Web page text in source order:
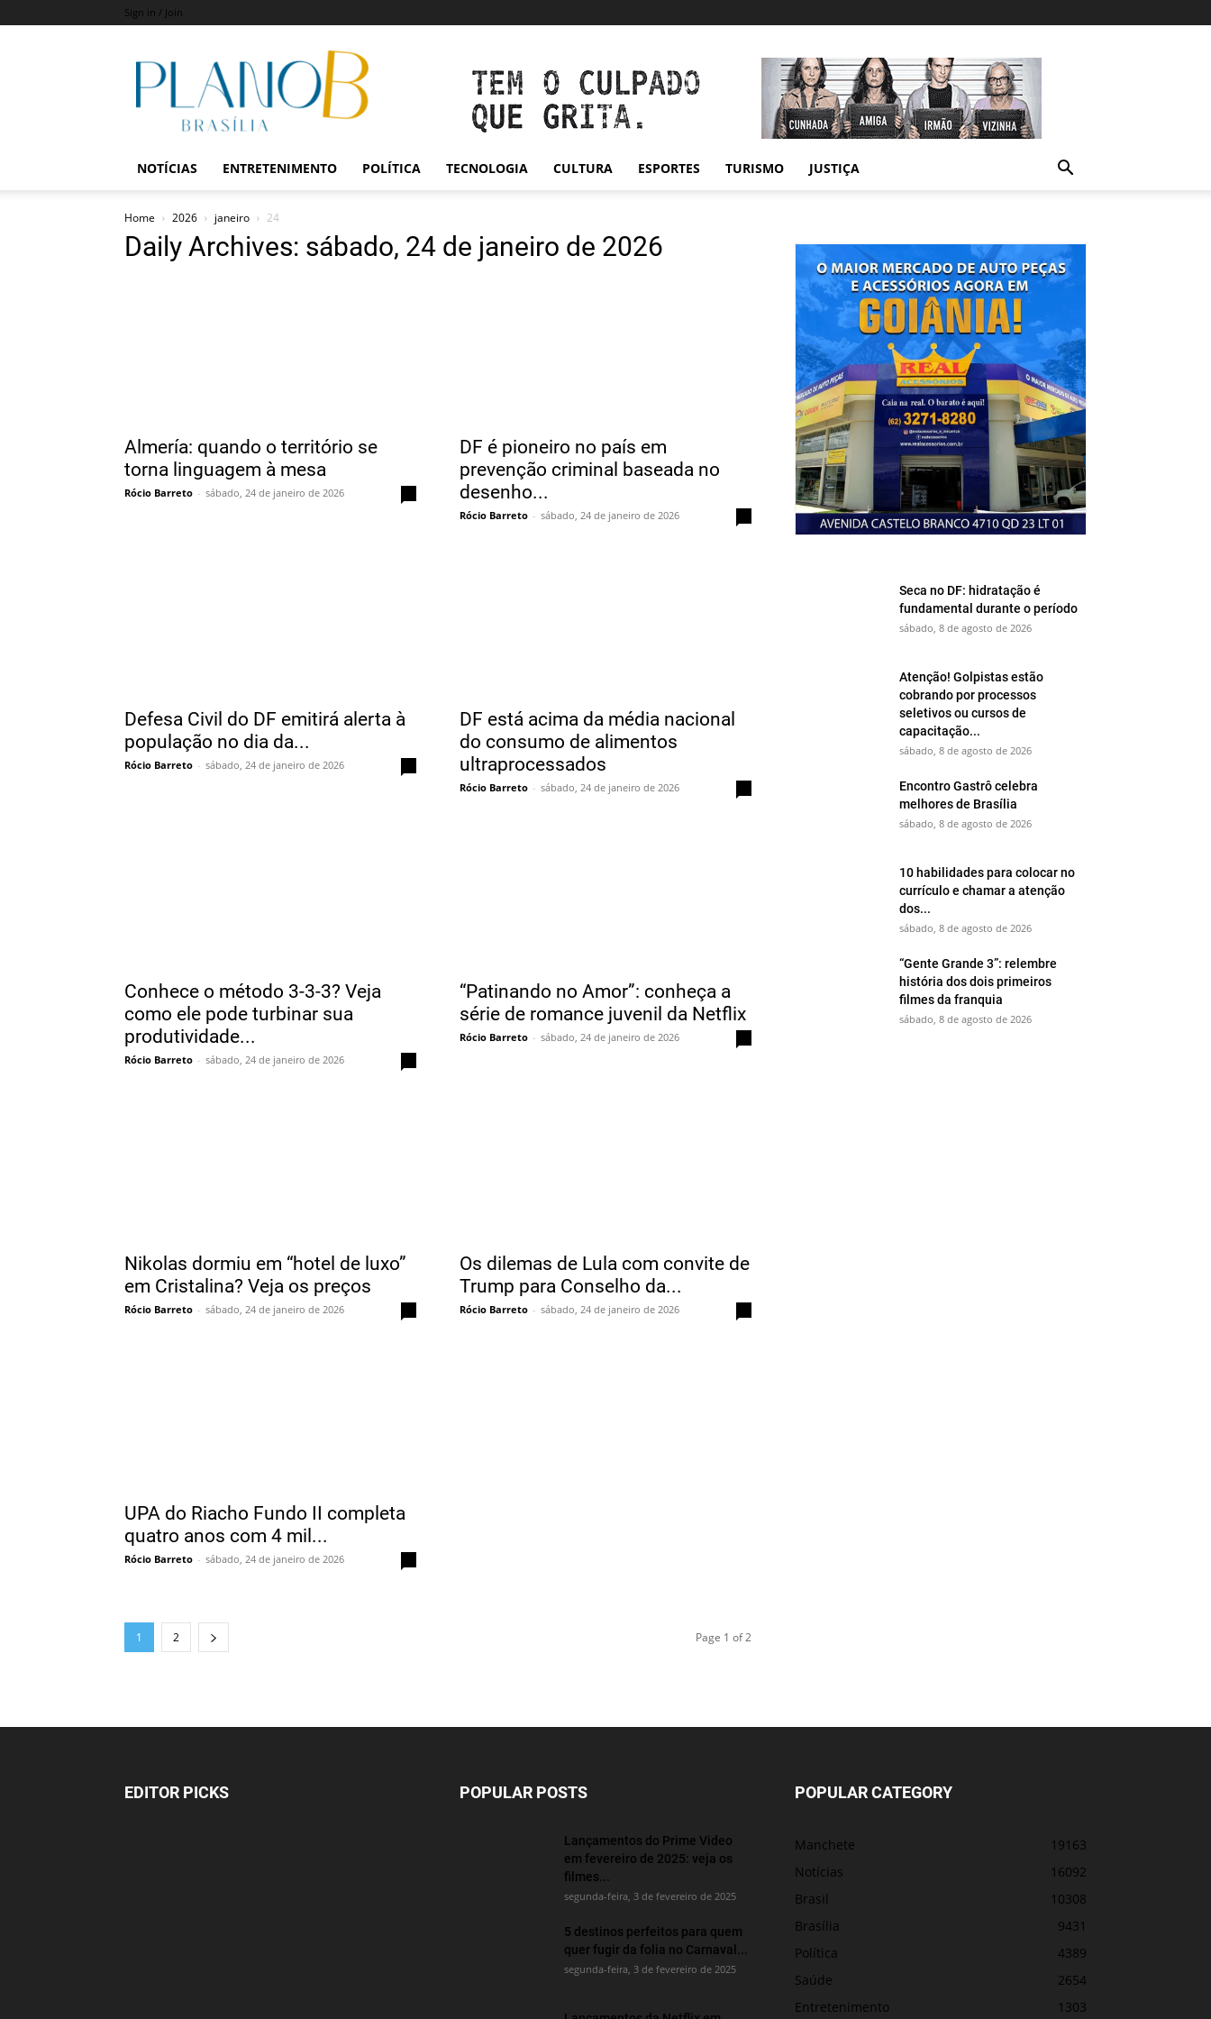
Sign in / Join
Revista
Plano
NOTÍCIAS ENTRETENIMENTO POLÍTICA TECNOLOGIA CULTURA ESPORTES TURISMO JUSTIÇA
Home 2026 janeiro 24
Daily Archives: sábado, 24 de janeiro de 2026
Almería: quando o território se
torna linguagem à mesa
Rócio Barreto - sábado, 24 de janeiro de 2026
DF é pioneiro no país em
prevenção criminal baseada no
desenho...
Rócio Barreto - sábado, 24 de janeiro de 2026
Defesa Civil do DF emitirá alerta à
população no dia da...
Rócio Barreto - sábado, 24 de janeiro de 2026
DF está acima da média nacional
do consumo de alimentos
ultraprocessados
Rócio Barreto - sábado, 24 de janeiro de 2026
Conhece o método 3-3-3? Veja
como ele pode turbinar sua
produtividade...
Rócio Barreto - sábado, 24 de janeiro de 2026
“Patinando no Amor”: conheça a
série de romance juvenil da Netflix
Rócio Barreto - sábado, 24 de janeiro de 2026
Nikolas dormiu em “hotel de luxo”
em Cristalina? Veja os preços
Rócio Barreto - sábado, 24 de janeiro de 2026
Os dilemas de Lula com convite de
Trump para Conselho da...
Rócio Barreto - sábado, 24 de janeiro de 2026
UPA do Riacho Fundo II completa
quatro anos com 4 mil...
Rócio Barreto - sábado, 24 de janeiro de 2026
1 2 Page 1 of 2
Seca no DF: hidratação é
fundamental durante o período
sábado, 8 de agosto de 2026
Atenção! Golpistas estão
cobrando por processos
seletivos ou cursos de
capacitação...
sábado, 8 de agosto de 2026
Encontro Gastrô celebra
melhores de Brasília
sábado, 8 de agosto de 2026
10 habilidades para colocar no
currículo e chamar a atenção
dos...
sábado, 8 de agosto de 2026
“Gente Grande 3”: relembre
história dos dois primeiros
filmes da franquia
sábado, 8 de agosto de 2026
EDITOR PICKS POPULAR POSTS
Lançamentos do Prime Video
em fevereiro de 2025: veja os
filmes...
segunda-feira, 3 de fevereiro de 2025
5 destinos perfeitos para quem
quer fugir da folia no Carnaval...
segunda-feira, 3 de fevereiro de 2025
POPULAR CATEGORY
Manchete
19163
Notícias
16092
Brasil
10308
Brasília
9431
Política
4389
Saúde
2654
Entretenimento
1303